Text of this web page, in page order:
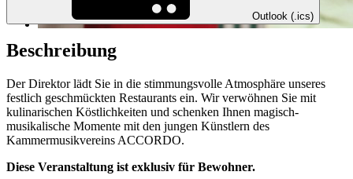
Outlook (.ics)
Beschreibung
Der Direktor lädt Sie in die stimmungsvolle Atmosphäre unseres
festlich geschmückten Restaurants ein. Wir verwöhnen Sie mit
kulinarischen Köstlichkeiten und schenken Ihnen magisch-
musikalische Momente mit den jungen Künstlern des
Kammermusikvereins ACCORDO.
Diese Veranstaltung ist exklusiv für Bewohner.